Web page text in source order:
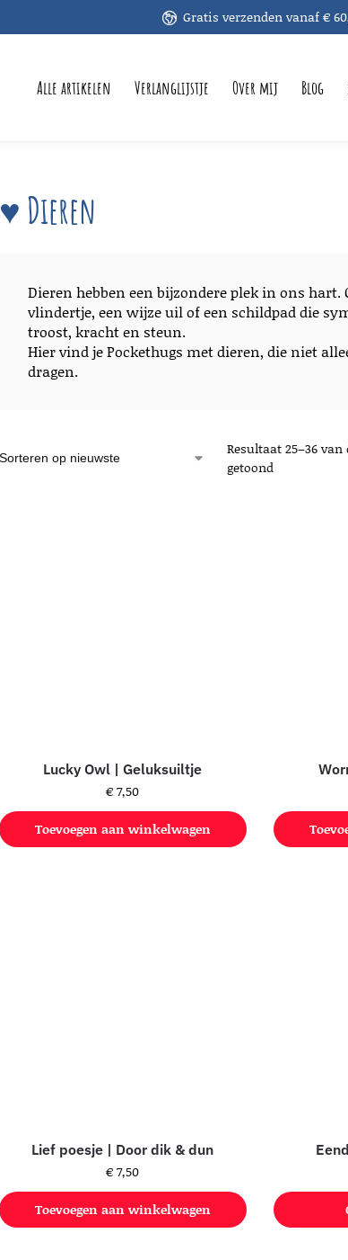
Gratis verzenden vanaf €
Alle artikelen Verlanglijstje Over mij Blog
♥︎ Dieren
Dieren hebben een bijzondere plek in ons
vlindertje, een wijze uil of een schildpad die
troost, kracht en steun.
Hier vind je Pockethugs met dieren, die niet
dragen.
Resultaat 25–36
getoond
Lucky Owl | Geluksuiltje
€7,50
Toevoegen aan winkelwagen
Lief poesje | Door dik & dun
€7,50
Toevoegen aan winkelwagen